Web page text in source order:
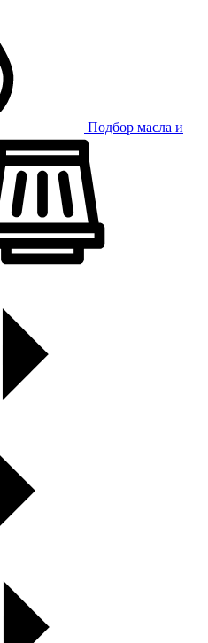
Подбор масла и